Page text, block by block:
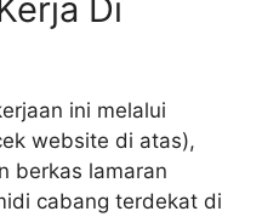
Di
ini melalui
website di atas),
berkas lamaran
cabang terdekat di